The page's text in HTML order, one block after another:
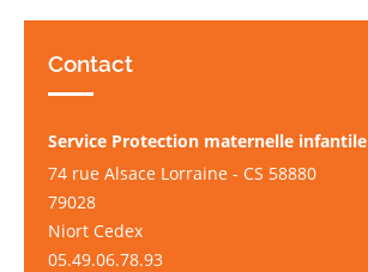
Contact
Service Protection maternelle infantile
74 rue Alsace Lorraine - CS 58880
79028
Niort Cedex
05.49.06.78.93